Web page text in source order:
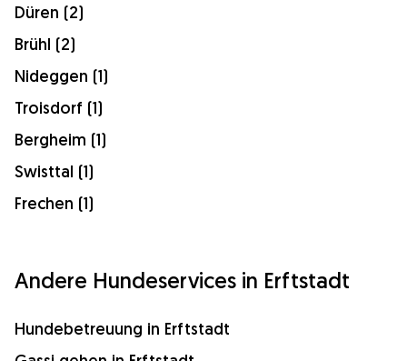
Düren (2)
Brühl (2)
Nideggen (1)
Troisdorf (1)
Bergheim (1)
Swisttal (1)
Frechen (1)
Andere Hundeservices in Erftstadt
Hundebetreuung in Erftstadt